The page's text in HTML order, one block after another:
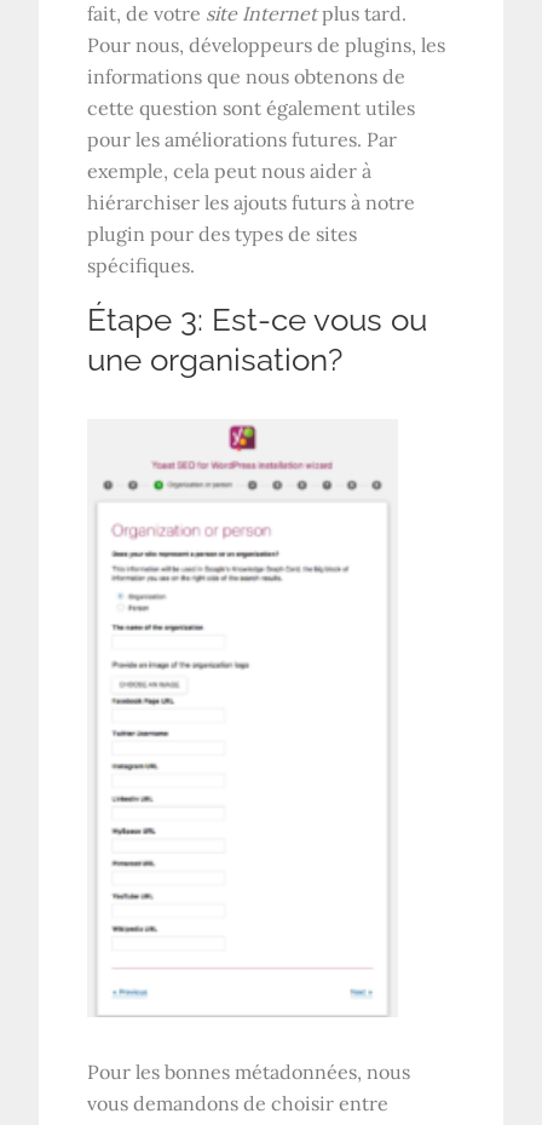
fait, de votre site Internetplus tard.
Pour nous, développeurs de plugins, les
informations que nous obtenons de
cette question sont également utiles
pour les améliorations futures. Par
exemple, cela peut nous aider à
hiérarchiser les ajouts futurs à notre
plugin pour des types de sites
spécifiques.
Étape 3: Est-ce vous ou
une organisation?
Pour les bonnes métadonnées, nous
vous demandons de choisir entre